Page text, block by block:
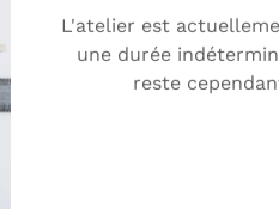
champs obligatoires sont
L'atelier est
une durée
reste